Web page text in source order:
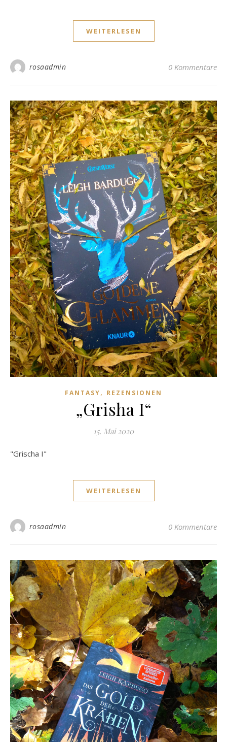
WEITERLESEN
rosaadmin 0 Kommentare
FANTASY, REZENSIONEN
„Grisha I“
15. Mai 2020
"Grischa I"
WEITERLESEN
rosaadmin 0 Kommentare